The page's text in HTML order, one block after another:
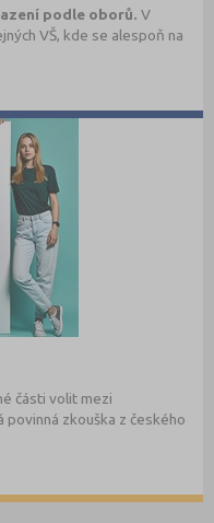
podle oborů.V
VŠ, kde se alespoň na
části volit mezi
povinná zkouška z českého